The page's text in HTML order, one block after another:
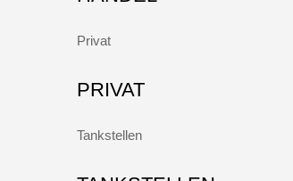
Privat
PRIVAT
Tankstellen